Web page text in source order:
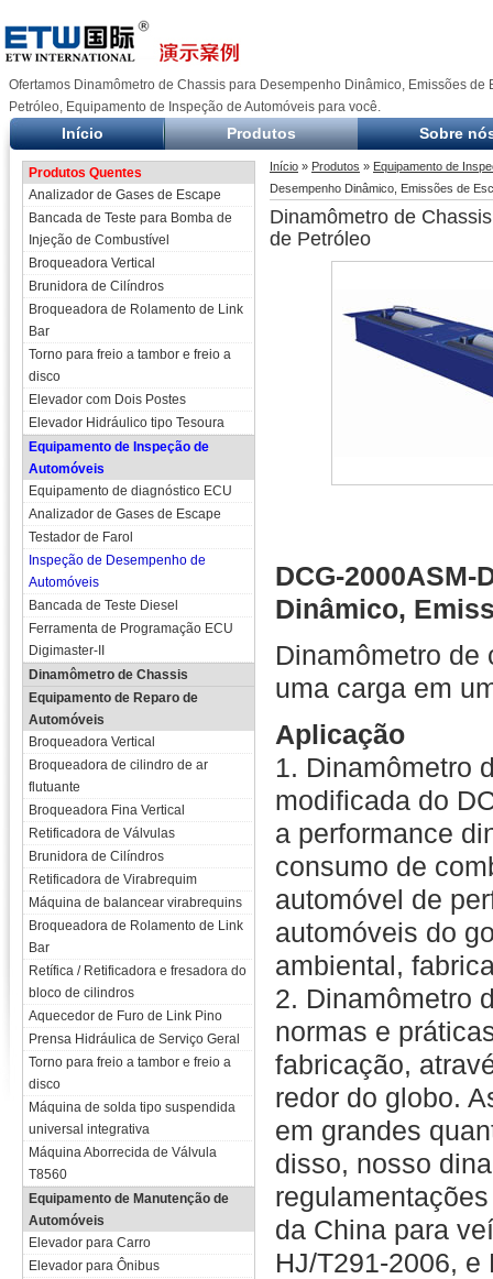
Ofertamos Dinamômetro de Chassis para Desempenho Dinâmico, Emissões de
Petróleo, Equipamento de Inspeção de Automóveis para você.
Início Produtos Sobre
Produtos Quentes
Analizador de Gases de Escape
Bancada de Teste para Bomba de
Injeção de Combustível
Broqueadora Vertical
Brunidora de Cilíndros
Broqueadora de Rolamento de Link
Bar
Torno para freio a tambor e freio a
disco
Elevador com Dois Postes
Elevador Hidráulico tipo Tesoura
Equipamento de Inspeção de
Automóveis
Equipamento de diagnóstico ECU
Analizador de Gases de Escape
Testador de Farol
Inspeção de Desempenho de
Automóveis
Bancada de Teste Diesel
Ferramenta de Programação ECU
Digimaster-II
Dinamômetro de Chassis
Equipamento de Reparo de
Automóveis
Broqueadora Vertical
Broqueadora de cilindro de ar
flutuante
Broqueadora Fina Vertical
Retificadora de Válvulas
Brunidora de Cilíndros
Retificadora de Virabrequim
Máquina de balancear virabrequins
Broqueadora de Rolamento de Link
Bar
Retífica / Retificadora e fresadora do
bloco de cilindros
Aquecedor de Furo de Link Pino
Prensa Hidráulica de Serviço Geral
Torno para freio a tambor e freio a
disco
Máquina de solda tipo suspendida
universal integrativa
Máquina Aborrecida de Válvula
T8560
Equipamento de Manutenção de
Automóveis
Elevador para Carro
Elevador para Ônibus
Início » Produtos » Equipamento de
Desempenho Dinâmico, Emissões de
Dinamômetro de
de Petróleo
DCG-
Dinâmico,
Dinamômetro
uma carga em
Aplicação
1. Dinamômetro
modificada do
a performance
consumo de
automóvel de
automóveis do
ambiental,
2. Dinamômetro
normas e
fabricação,
redor do globo.
em grandes
disso, nosso
da China para
HJ/T291-2006,